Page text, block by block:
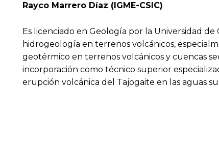
Rayco Marrero Díaz (IGME-CSIC)
Es licenciado en Geología por la Universidad
hidrogeología en terrenos volcánicos,
geotérmico en terrenos volcánicos y cuencas
incorporación como técnico superior
erupción volcánica del Tajogaite en las aguas